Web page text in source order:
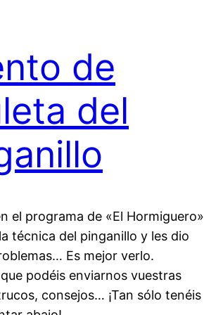
de
del
el programa de «El Hormiguero»
técnica del pinganillo y les dio
Es mejor verlo.
podéis enviarnos vuestras
consejos… ¡Tan sólo tenéis